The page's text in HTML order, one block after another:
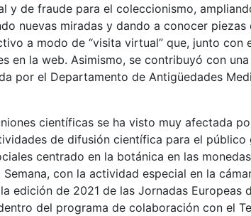
y de fraude para el coleccionismo,
nuevas miradas y dando a conocer
a modo de “visita virtual” que, junto
en la web. Asimismo, se contribuyó con
por el Departamento de Antigüedades
científicas se ha visto muy afectada
de difusión científica para el
centrado en la botánica en las
Semana, con la actividad especial en la
la edición de 2021 de las Jornadas
del programa de colaboración con el